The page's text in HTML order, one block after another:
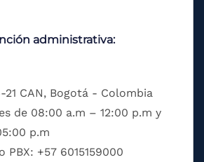
administrativa:
21 CAN, Bogotá - Colombia
de 08:00 a.m – 12:00 p.m y
p.m
PBX: +57 6015159000